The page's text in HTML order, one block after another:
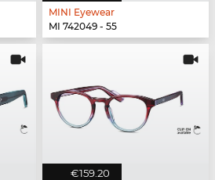
MINI Eyewear
MI 742049 - 55
€159.20